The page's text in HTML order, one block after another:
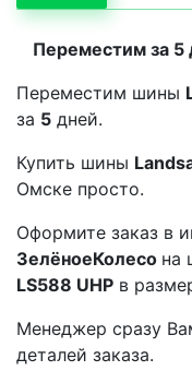
Переместим за 5
Переместим шины
за 5 дней.
Купить шины
Омске просто.
Оформите заказ в
ЗелёноеКолесо на
LS588 UHP в
Менеджер сразу
деталей заказа.